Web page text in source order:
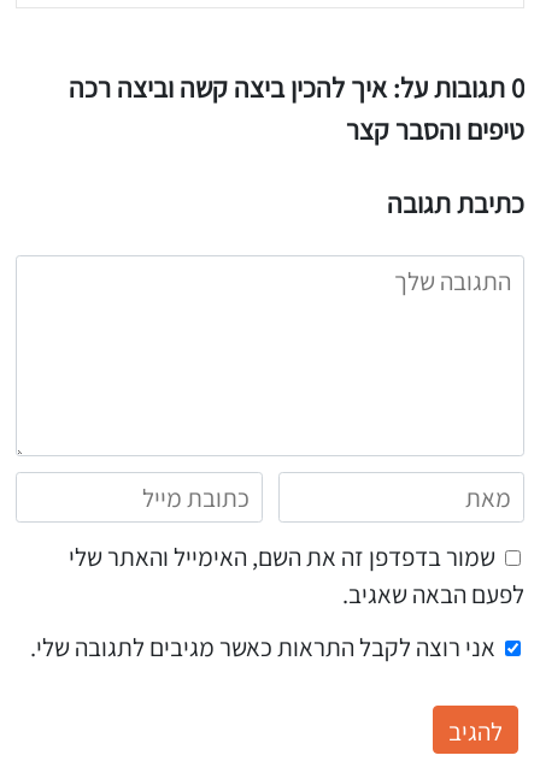
0 תגובות על: איך להכין ביצה קשה וביצה רכה
טיפים והסבר קצר
כתיבת תגובה
שמור בדפדפן זה את השם, האימייל והאתר שלי
לפעם הבאה שאגיב.
אני רוצה לקבל התראות כאשר מגיבים לתגובה שלי.